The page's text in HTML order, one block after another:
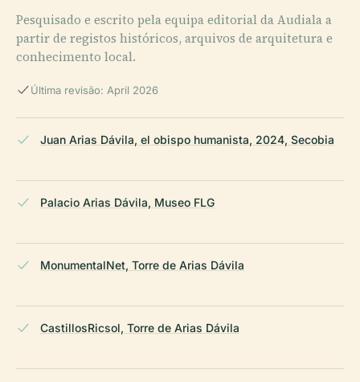
Pesquisado e escrito pela equipa editorial da Audiala a
partir de registos históricos, arquivos de arquitetura e
conhecimento local.
Última revisão: April 2026
Juan Arias Dávila, el obispo humanista, 2024, Secobia
Palacio Arias Dávila, Museo FLG
MonumentalNet, Torre de Arias Dávila
CastillosRicsol, Torre de Arias Dávila